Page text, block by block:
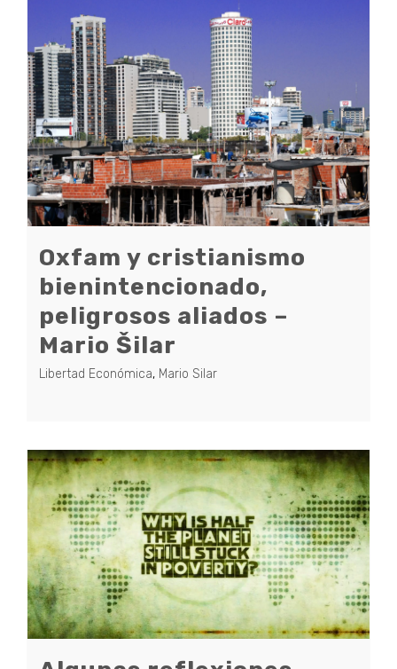
Oxfam y cristianismo
bienintencionado,
peligrosos aliados –
Mario Šilar
Libertad Económica, Mario Silar